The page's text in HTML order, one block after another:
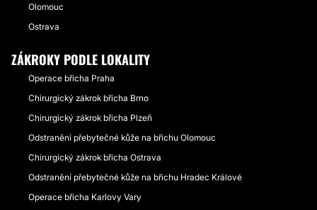
Olomouc
Ostrava
ZÁKROKY PODLE LOKALITY
Operace břicha Praha
Chirurgický zákrok břicha Brno
Chirurgický zákrok břicha Plzeň
Odstranění přebytečné kůže na břichu Olomouc
Chirurgický zákrok břicha Ostrava
Odstranění přebytečné kůže na břichu Hradec Králové
Operace břicha Karlovy Vary